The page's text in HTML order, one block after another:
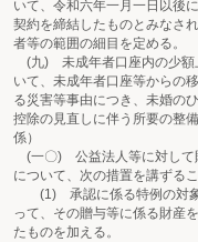
いて、令和六年一月一日以後
契約を締結したものとみなさ
者等の範囲の細目を定める。
(九) 未成年者口座内の少額
いて、未成年者口座等からの
る災害等事由につき、未婚の
控除の見直しに伴う所要の整
係）
(一〇) 公益法人等に対して
について、次の措置を講ずる
(1) 承認に係る特例の対象
って、その贈与等に係る財産
たものを加える。